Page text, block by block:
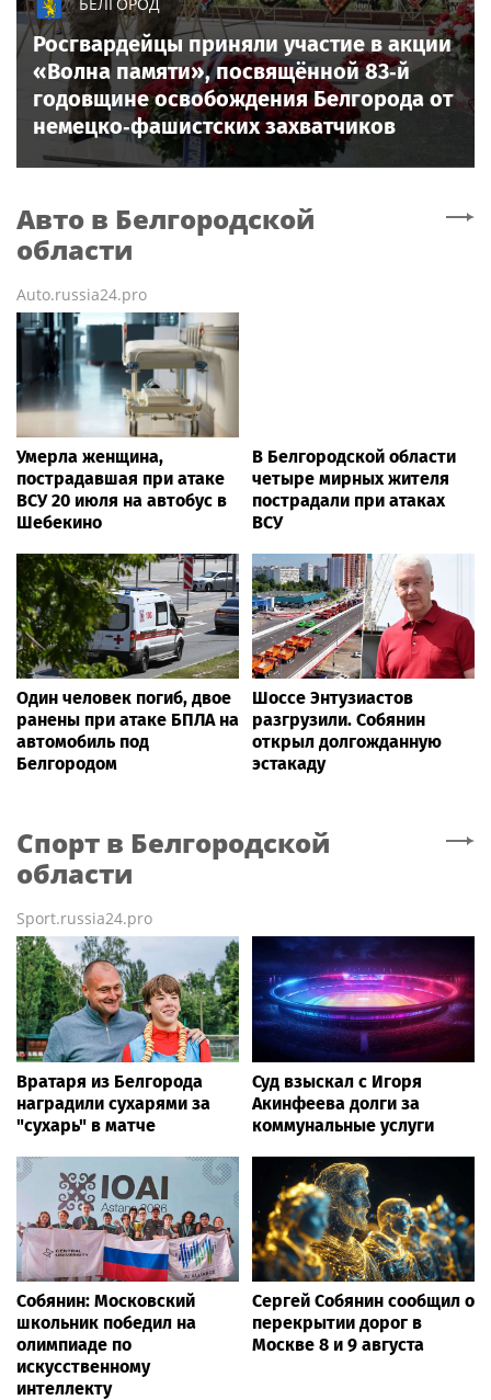
Росгвардейцы приняли участие в акции
«Волна памяти», посвящённой 83‑й
годовщине освобождения Белгорода от
немецко‑фашистских захватчиков
Авто в Белгородской
области
Auto.russia24.pro
Умерла женщина,
пострадавшая при атаке
ВСУ 20 июля на автобус в
Шебекино
В Белгородской области
четыре мирных жителя
пострадали при атаках
ВСУ
Один человек погиб, двое
ранены при атаке БПЛА на
автомобиль под
Белгородом
Шоссе Энтузиастов
разгрузили. Собянин
открыл долгожданную
эстакаду
Спорт в Белгородской
области
Sport.russia24.pro
Вратаря из Белгорода
наградили сухарями за
"сухарь" в матче
Суд взыскал с Игоря
Акинфеева долги за
коммунальные услуги
Собянин: Московский
школьник победил на
олимпиаде по
искусственному
интеллекту
Сергей Собянин сообщил о
перекрытии дорог в
Москве 8 и 9 августа